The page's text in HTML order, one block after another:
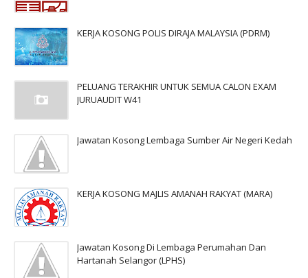
KERJA KOSONG POLIS DIRAJA MALAYSIA (PDRM)
PELUANG TERAKHIR UNTUK SEMUA CALON EXAM
JURUAUDIT W41
Jawatan Kosong Lembaga Sumber Air Negeri Kedah
KERJA KOSONG MAJLIS AMANAH RAKYAT (MARA)
Jawatan Kosong Di Lembaga Perumahan Dan
Hartanah Selangor (LPHS)